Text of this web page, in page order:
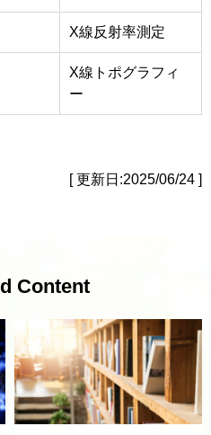
X線反射率測定
X線トポグラフィ
ー
[ 更新日:2025/06/24 ]
Content